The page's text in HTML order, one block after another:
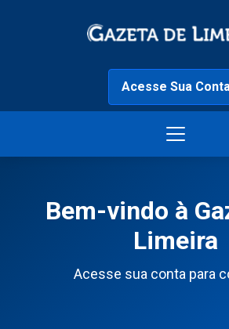
Acesse Sua
Bem-vindo à
Limeira
Acesse sua conta para